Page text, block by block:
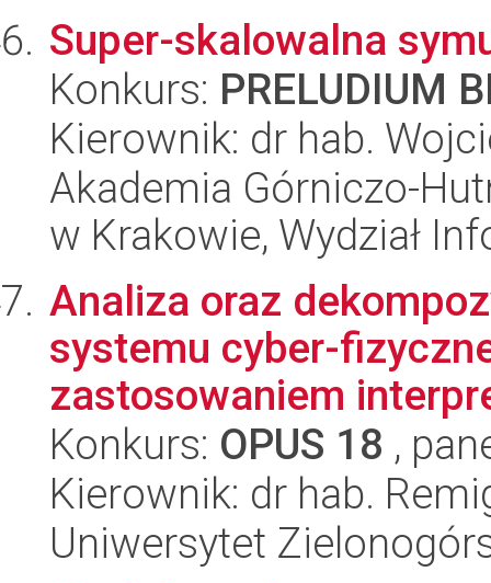
Super-skalowalna
Konkurs: PRELUDIUM
Kierownik: dr hab.
Akademia Górniczo-
w Krakowie, Wydział
Analiza oraz
systemu cyber-
zastosowaniem
Konkurs: OPUS 18 ,
Kierownik: dr hab.
Uniwersytet